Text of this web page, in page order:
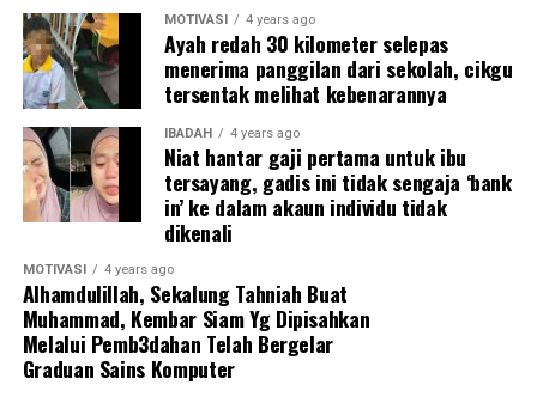
Tambah beliau, kanak-kanak lelaki itu dikjarkan ke Jeti
PengkaIan Gawi dengan b0t laju sebelum dihantar ke
Unit Kece.masan (lCU) Hspital HuIu Terengganu untuk
rwatan lanjut
MOTIVASI 4 years ago
Ayah redah 30 kilometer selepas
menerima panggilan dari sekolah, cikgu
tersentak melihat kebenarannya
IBADAH 4 years ago
Niat hantar gaji pertama untuk ibu
tersayang, gadis ini tidak sengaja ‘bank
in’ ke dalam akaun individu tidak
dikenali
MOTIVASI 4 years ago
Alhamdulillah, Sekalung Tahniah Buat
Muhammad, Kembar Siam Yg Dipisahkan
Melalui Pemb3dahan Telah Bergelar
Graduan Sains Komputer